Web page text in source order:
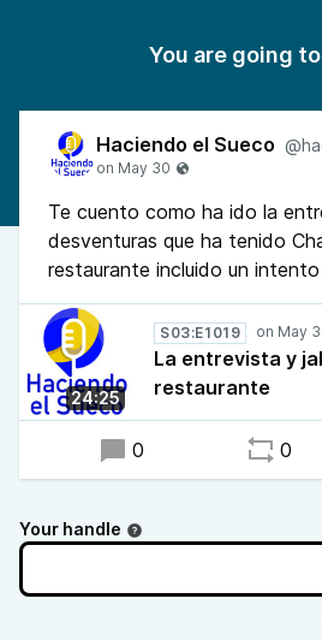
You are going
Haciendo el Sueco
Te cuento como ha ido la
desventuras que ha tenido
restaurante incluido un
24:25
S03:E1019
La entrevista y
restaurante
0 0
Your handle